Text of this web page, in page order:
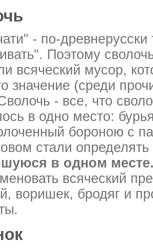
- по-
Поэтому
всяческий мусор,
значение (среди
- все, что
в одно место:
бороною с
стали определять
в одном
всяческий
воришек, бродяг и